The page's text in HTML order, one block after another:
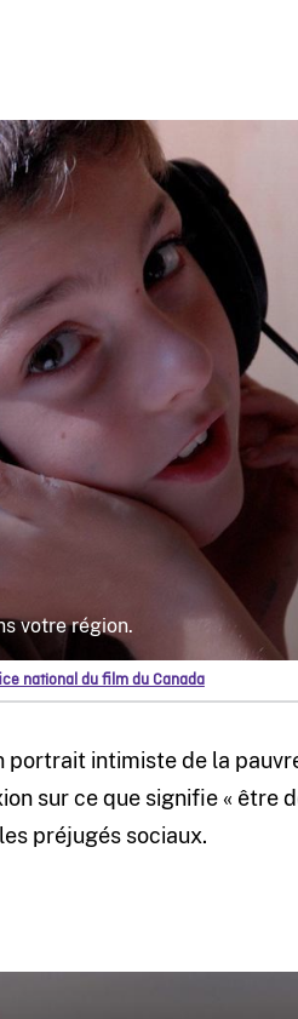
national du film du Canada
intimiste de la
sur ce que signifie « être
préjugés sociaux.